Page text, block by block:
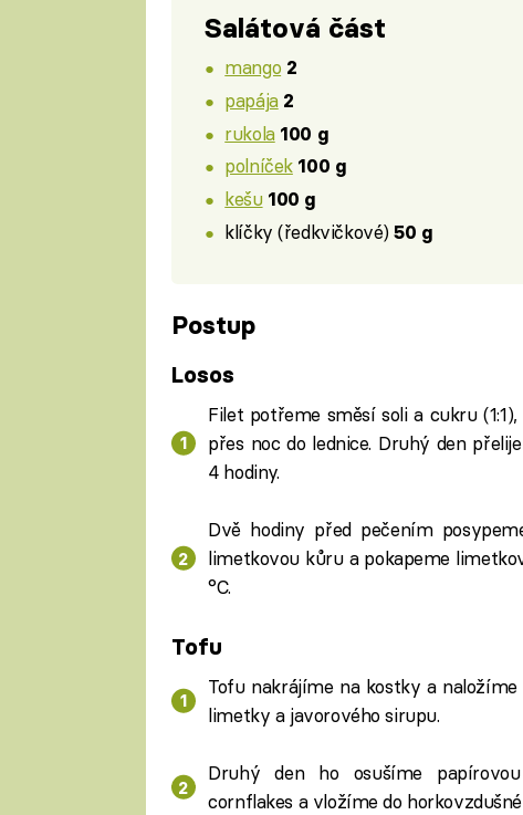
Salátová část
mango 2
papája 2
rukola 100 g
polníček 100 g
kešu 100 g
klíčky (ředkvičkové)50 g
Postup
Losos
Filet potřeme směsí soli a cukru
přes noc do lednice. Druhý den
4 hodiny.
Dvě hodiny před pečením
limetkovou kůru a pokapeme
°C.
Tofu
Tofu nakrájíme na kostky a
limetky a javorového sirupu.
Druhý den ho osušíme
cornflakes a vložíme do